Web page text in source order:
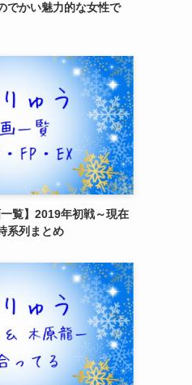
でかい魅力的な女性で
一覧】2019年初戦～現在
系列まとめ